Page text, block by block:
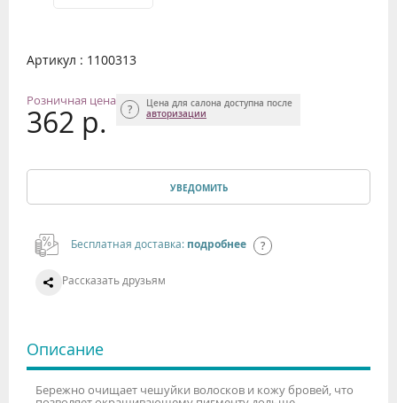
Артикул : 1100313
Розничная цена
362 р.
Цена для салона доступна после
авторизации
УВЕДОМИТЬ
Бесплатная доставка: подробнее
Рассказать друзьям
Описание
Бережно очищает чешуйки волосков и кожу бровей, что